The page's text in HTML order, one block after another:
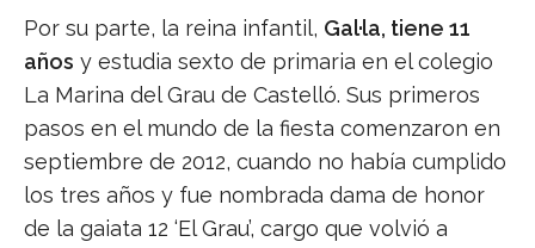
Por su parte, la reina infantil, Gal·la, tiene 11
años y estudia sexto de primaria en el colegio
La Marina del Grau de Castelló. Sus primeros
pasos en el mundo de la fiesta comenzaron en
septiembre de 2012, cuando no había cumplido
los tres años y fue nombrada dama de honor
de la gaiata 12 ‘El Grau’, cargo que volvió a